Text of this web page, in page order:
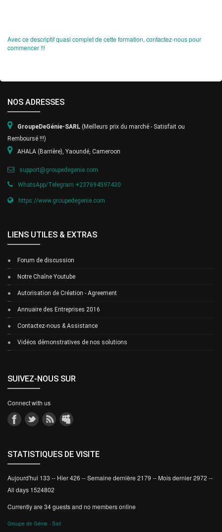
Avec ce descriptif quasi complet de cette formation, contactez-nous pour
commencer !!!
NOS ADRESSES
GroupeDeGénie-SARL (Meilleurs prix du marché - Satisfait ou
Remboursé !!!)
AHALA (Barrière), Yaoundé, Cameroon
support@groupedegenie.com
WhatsApp/Telegram +237694597430
https://www.groupedegenie.com
LIENS UTILES & EXTRAS
Forum de discussion
Notre Chaîne Youtube
Autorisation de Création - Agreement
Annuaire des Entreprises 2016
Contactez-nous & Assistance
Vidéos démonstratives de nos solutions
SUIVEZ-NOUS SUR
Connect with us
STATISTIQUES DE VISITE
Aujourd'hui 133 -- Hier 426 -- Semaine dernière 2179 -- Mois dernier 2972 --
All days 1524802
Currently are 34 guests and no members online
Groupe de Génie - Sarl